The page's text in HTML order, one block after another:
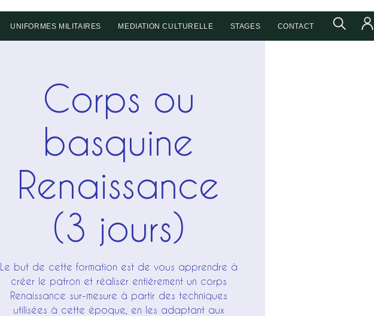
UNIFORMES MILITAIRES MEDIATION CULTURELLE STAGES CONTACT
Corps ou
basquine
Renaissance
(3 jours)
Le but de cette formation est de vous apprendre à
créer le patron et réaliser entièrement un corps
Renaissance sur-mesure à partir des techniques
utilisées à cette époque, en les adaptant aux